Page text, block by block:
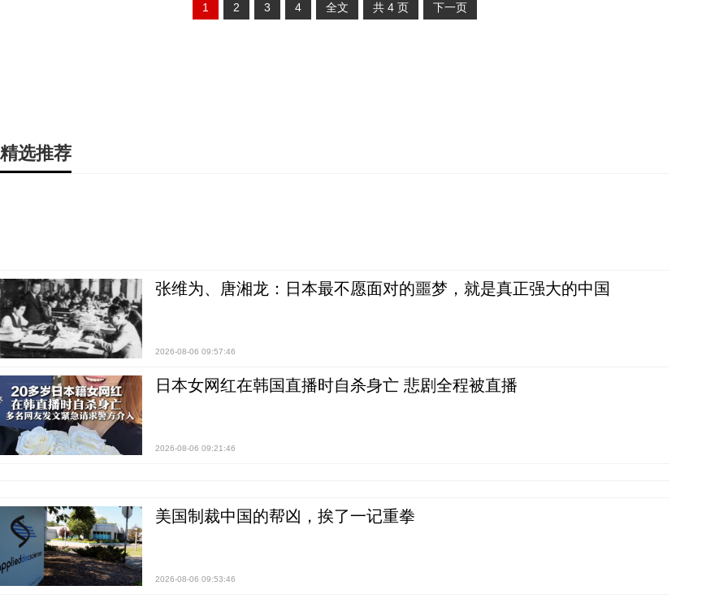
1 2 3 4 全文 共 4 页 下一页
精选推荐
张维为、唐湘龙：日本最不愿面对的噩梦，就是真正强大的中国
2026-08-06 09:57:46
日本女网红在韩国直播时自杀身亡 悲剧全程被直播
2026-08-06 09:21:46
美国制裁中国的帮凶，挨了一记重拳
2026-08-06 09:53:46